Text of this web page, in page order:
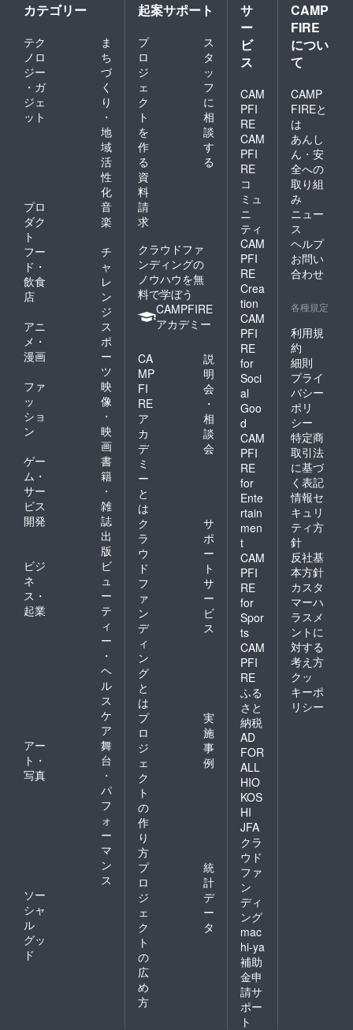
カテゴリー
テク
ノロ
ジー
・ガ
ジェ
ット
ま
ち
づ
く
り
・
地
域
活
性
化
プロ
ダク
ト
音
楽
フー
ド・
飲食
店
チ
ャ
レ
ン
ジ
アニ
メ・
漫画
ス
ポ
ー
ツ
ファ
ッ
ショ
ン
映
像
・
映
画
ゲー
ム・
サー
ビス
開発
書
籍
・
雑
誌
出
版
ビジ
ネ
ス・
起業
ビ
ュ
ー
テ
ィ
ー
・
ヘ
ル
ス
ケ
ア
アー
ト・
写真
舞
台
・
パ
フ
ォ
ー
マ
ン
ス
ソー
シャ
ル
グッ
ド
起案サポート
プ
ロ
ジ
ェ
ク
ト
を
作
る
ス
タ
ッ
フ
に
相
談
す
る
資
料
請
求
クラウドファ
ンディングの
ノウハウを無
料で学ぼう
CAMPFIRE
アカデミー
CA
MP
FI
RE
ア
カ
デ
ミ
ー
と
は
説
明
会
・
相
談
会
ク
ラ
ウ
ド
フ
ァ
ン
デ
ィ
ン
グ
と
は
サ
ポ
ー
ト
サ
ー
ビ
ス
プ
ロ
ジ
ェ
ク
ト
の
作
り
方
実
施
事
例
プ
ロ
ジ
ェ
ク
ト
の
広
め
方
統
計
デ
ー
タ
サ
ー
ビ
ス
CAM
PFI
RE
CAM
PFI
RE
コ
ミュ
ニ
ティ
CAM
PFI
RE
Crea
tion
CAM
PFI
RE
for
Soci
al
Goo
d
CAM
PFI
RE
for
Ente
rtain
men
t
CAM
PFI
RE
for
Spor
ts
CAM
PFI
RE
ふる
さと
納税
AD
FOR
ALL
HIO
KOS
HI
JFA
クラ
ウド
ファ
ン
ディ
ング
mac
hi-ya
補助
金申
請サ
ポー
ト
CAMP
FIRE
につい
て
CAMP
FIREと
は
あんし
ん・安
全への
取り組
み
ニュー
ス
ヘルプ
お問い
合わせ
各種規定
利用規
約
細則
プライ
バシー
ポリ
シー
特定商
取引法
に基づ
く表記
情報セ
キュリ
ティ方
針
反社基
本方針
カスタ
マーハ
ラスメ
ントに
対する
考え方
クッ
キーポ
リシー